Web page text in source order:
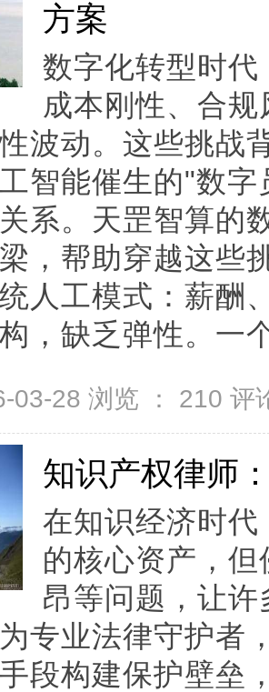
方案
数字化转型时
成本刚性、合
波动。这些挑战
智能催生的"数
系。天罡智算的
，帮助穿越这些
人工模式：薪酬
，缺乏弹性。一
03-28 浏览 ： 210 评
知识产权律师
在知识经济时
的核心资产，
昂等问题，让
专业法律守护者
段构建保护壁垒